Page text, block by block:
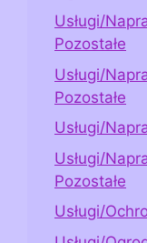
Usługi/
Pozostałe
Usługi/
Pozostałe
Usługi/
Usługi/
Pozostałe
Usługi/